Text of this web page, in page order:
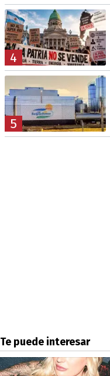
4
5